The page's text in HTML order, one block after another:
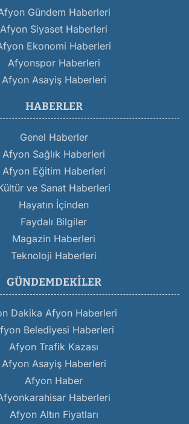
Gündem Haberleri
Afyon Siyaset Haberleri
Ekonomi Haberleri
Afyonspor Haberleri
Afyon Asayiş Haberleri
HABERLER
Genel Haberler
Afyon Sağlık Haberleri
Afyon Eğitim Haberleri
ve Sanat Haberleri
Hayatın İçinden
Faydalı Bilgiler
Magazin Haberleri
Teknoloji Haberleri
GÜNDEMDEKILER
Dakika Afyon Haberleri
Belediyesi Haberleri
Afyon Trafik Kazası
Afyon Asayiş Haberleri
Afyon Haber
Haberleri
Afyon Altın Fiyatları